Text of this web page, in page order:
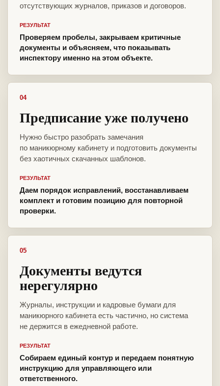
отсутствующих журналов, приказов и договоров.
РЕЗУЛЬТАТ
Проверяем пробелы, закрываем критичные
документы и объясняем, что показывать
инспектору именно на этом объекте.
04
Предписание уже получено
Нужно быстро разобрать замечания
по маникюрному кабинету и подготовить документы
без хаотичных скачанных шаблонов.
РЕЗУЛЬТАТ
Даем порядок исправлений, восстанавливаем
комплект и готовим позицию для повторной
проверки.
05
Документы ведутся
нерегулярно
Журналы, инструкции и кадровые бумаги для
маникюрного кабинета есть частично, но система
не держится в ежедневной работе.
РЕЗУЛЬТАТ
Собираем единый контур и передаем понятную
инструкцию для управляющего или
ответственного.